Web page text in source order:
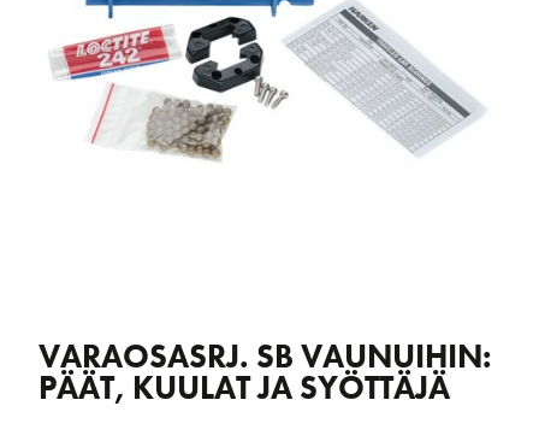
VARAOSASRJ. SB VAUNUIHIN:
PÄÄT, KUULAT JA SYÖTTÄJÄ